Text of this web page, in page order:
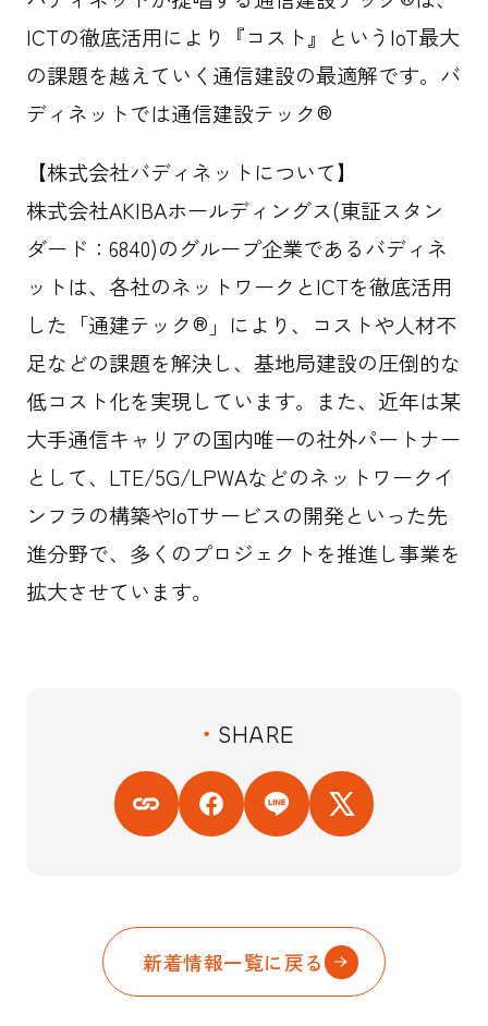
ICTの徹底活用により『コスト』というIoT最大
の課題を越えていく通信建設の最適解です。バ
ディネットでは通信建設テック®
【株式会社バディネットについて】
株式会社AKIBAホールディングス(東証スタン
ダード：6840)のグループ企業であるバディネ
ットは、各社のネットワークとICTを徹底活用
した「通建テック®」により、コストや人材不
足などの課題を解決し、基地局建設の圧倒的な
低コスト化を実現しています。また、近年は某
大手通信キャリアの国内唯一の社外パートナー
として、LTE/5G/LPWAなどのネットワークイ
ンフラの構築やIoTサービスの開発といった先
進分野で、多くのプロジェクトを推進し事業を
拡大させています。
SHARE
新着情報一覧に戻る